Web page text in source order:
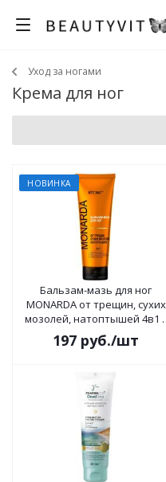
Уход за ногами
Крема для ног
НОВИНКА
Бальзам-мазь для ног
MONARDA от трещин, сухих
мозолей, натоптышей 4в1 с
целебным экстрактом
монарды 75мл
197 руб./шт